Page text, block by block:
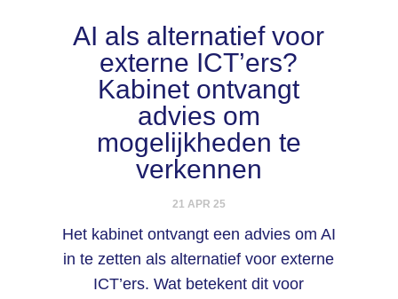
AI als alternatief voor
externe ICT’ers?
Kabinet ontvangt
advies om
mogelijkheden te
verkennen
21 APR 25
Het kabinet ontvangt een advies om AI
in te zetten als alternatief voor externe
ICT’ers. Wat betekent dit voor